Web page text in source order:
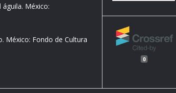
águila. México:
México: Fondo de Cultura
0